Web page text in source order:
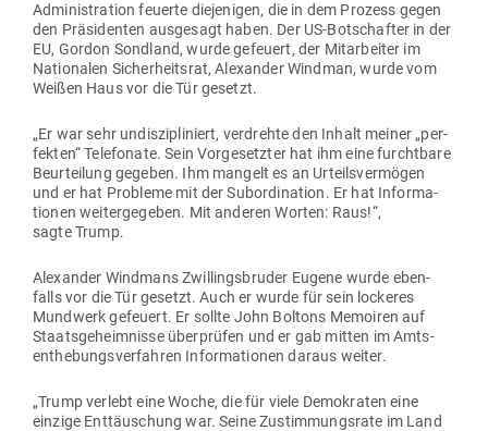
Admi­nis­tration feuerte die­je­nigen, die in dem Prozess gegen
den Prä­si­denten aus­gesagt haben. Der US-Bot­schafter in der
EU, Gordon Sondland, wurde gefeuert, der Mit­ar­beiter im
Natio­nalen Sicher­heitsrat, Alex­ander Windman, wurde vom
Weißen Haus vor die Tür gesetzt.
„Er war sehr undis­zi­pli­niert, ver­drehte den Inhalt meiner „per­
fekten“ Tele­fonate. Sein Vor­ge­setzter hat ihm eine furchtbare
Beur­teilung gegeben. Ihm mangelt es an Urteils­ver­mögen
und er hat Pro­bleme mit der Sub­or­di­nation. Er hat Infor­ma­
tionen wei­ter­ge­geben. Mit anderen Worten: Raus!“,
sagte Trump.
Alex­ander Windmans Zwil­lings­bruder Eugene wurde eben­
falls vor die Tür gesetzt. Auch er wurde für sein lockeres
Mundwerk gefeuert. Er sollte John Boltons Memoiren auf
Staats­ge­heim­nisse über­prüfen und er gab mitten im Amts­
ent­he­bungs­ver­fahren Infor­ma­tionen daraus weiter.
„Trump verlebt eine Woche, die für viele Demo­kraten eine
einzige Ent­täu­schung war. Seine Zustim­mungsrate im Land